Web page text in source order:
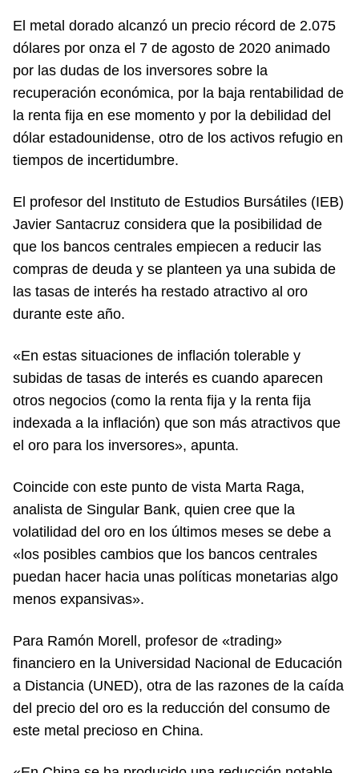
El metal dorado alcanzó un precio récord de 2.075
dólares por onza el 7 de agosto de 2020 animado
por las dudas de los inversores sobre la
recuperación económica, por la baja rentabilidad de
la renta fija en ese momento y por la debilidad del
dólar estadounidense, otro de los activos refugio en
tiempos de incertidumbre.
El profesor del Instituto de Estudios Bursátiles (IEB)
Javier Santacruz considera que la posibilidad de
que los bancos centrales empiecen a reducir las
compras de deuda y se planteen ya una subida de
las tasas de interés ha restado atractivo al oro
durante este año.
«En estas situaciones de inflación tolerable y
subidas de tasas de interés es cuando aparecen
otros negocios (como la renta fija y la renta fija
indexada a la inflación) que son más atractivos que
el oro para los inversores», apunta.
Coincide con este punto de vista Marta Raga,
analista de Singular Bank, quien cree que la
volatilidad del oro en los últimos meses se debe a
«los posibles cambios que los bancos centrales
puedan hacer hacia unas políticas monetarias algo
menos expansivas».
Para Ramón Morell, profesor de «trading»
financiero en la Universidad Nacional de Educación
a Distancia (UNED), otra de las razones de la caída
del precio del oro es la reducción del consumo de
este metal precioso en China.